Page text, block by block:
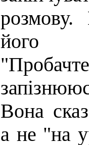
його
Вона
а не "на